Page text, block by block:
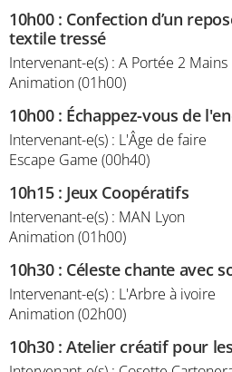
10h00: Confection d’un
textile tressé
Intervenant-e(s) : A Portée 2 Mains
Animation (01h00)
10h00: Échappez-vous de
Intervenant-e(s) : L'Âge de faire
Escape Game (00h40)
10h15: Jeux Coopératifs
Intervenant-e(s) : MAN Lyon
Animation (01h00)
10h30: Céleste chante avec
Intervenant-e(s) : L'Arbre à ivoire
Animation (02h00)
10h30:Atelier créatif pour